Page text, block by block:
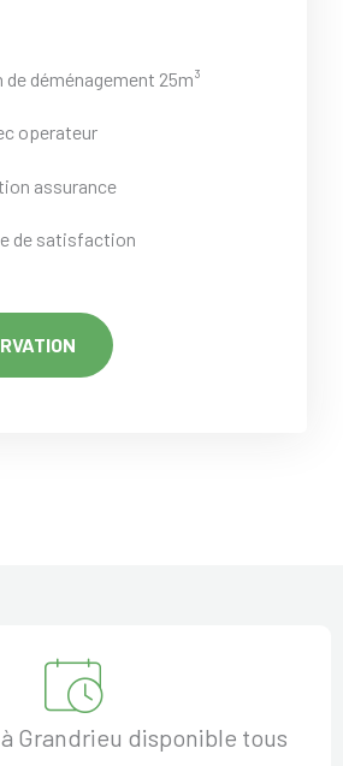
de déménagement 25m³
operateur
assurance
de satisfaction
Grandrieu disponible tous